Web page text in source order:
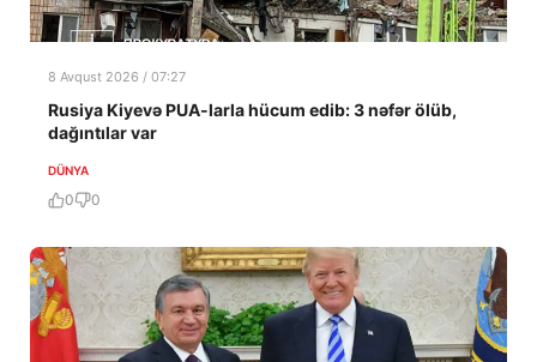
8 Avqust 2026 / 07:27
Rusiya Kiyevə PUA-larla hücum edib: 3 nəfər ölüb,
dağıntılar var
DÜNYA
0 0